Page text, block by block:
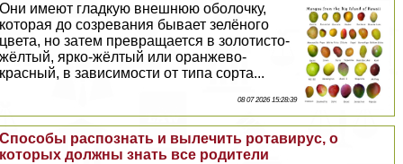
Они имеют гладкую внешнюю оболочку,
которая до созревания бывает зелёного
цвета, но затем превращается в золотисто-
жёлтый, ярко-жёлтый или оранжево-
красный, в зависимости от типа сорта...
08 07 2026 15:28:39
Способы распознать и вылечить ротавирус, о
которых должны знать все родители